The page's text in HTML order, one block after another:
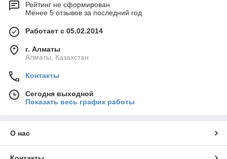
Рейтинг не сформирован
Менее 5 отзывов за последний год
Работает с 05.02.2014
г. Алматы
Алматы, Казахстан
Контакты
Сегодня выходной
Показать весь график работы
О нас